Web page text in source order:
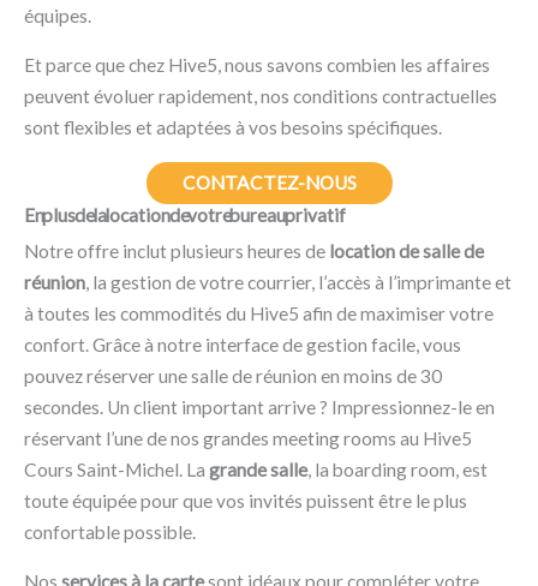
équipes.
Et parce que chez Hive5, nous savons combien les affaires
peuvent évoluer rapidement, nos conditions contractuelles
sont flexibles et adaptées à vos besoins spécifiques.
CONTACTEZ-NOUS
En plus de la location de votre bureau privatif
Notre offre inclut plusieurs heures de location de salle de
réunion, la gestion de votre courrier, l’accès à l’imprimante et
à toutes les commodités du Hive5 afin de maximiser votre
confort. Grâce à notre interface de gestion facile, vous
pouvez réserver une salle de réunion en moins de 30
secondes. Un client important arrive ? Impressionnez-le en
réservant l’une de nos grandes meeting rooms au Hive5
Cours Saint-Michel. La grande salle, la boarding room, est
toute équipée pour que vos invités puissent être le plus
confortable possible.